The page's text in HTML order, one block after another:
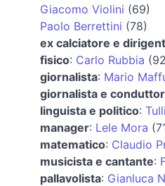
Giacomo Violini (69)
Paolo Berrettini (78)
ex calciatore e
fisico: Carlo Rubbia
giornalista: Mario
giornalista e
linguista e politico:
manager: Lele Mora
matematico: Claudio
musicista e cantante:
pallavolista: Gianluca